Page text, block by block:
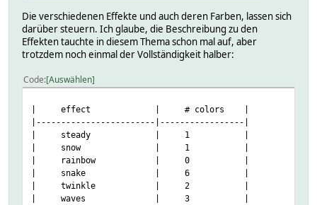
Die verschiedenen Effekte und auch deren Farben, lassen sich
darüber steuern. Ich glaube, die Beschreibung zu den
Effekten tauchte in diesem Thema schon mal auf, aber
trotzdem noch einmal der Vollständigkeit halber:
Code Auswählen
| effect | # colors |
|------------------------|-----------------|
| steady | 1 |
| snow | 1 |
| rainbow | 0 |
| snake | 6 |
| twinkle | 2 |
| waves | 3 |